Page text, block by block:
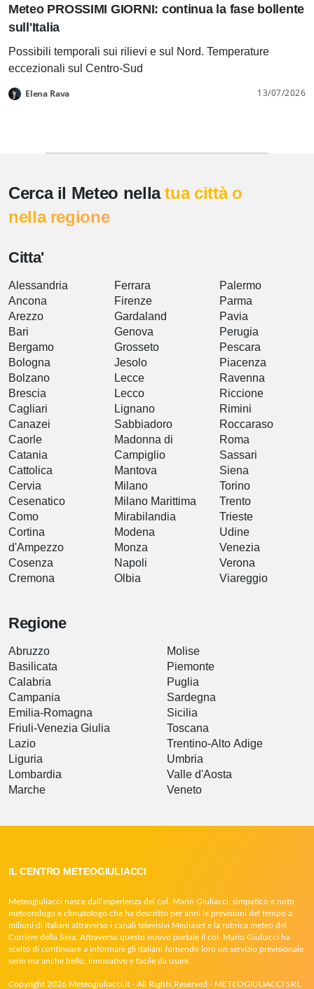
Meteo PROSSIMI GIORNI: continua la fase bollente
sull'Italia
Possibili temporali sui rilievi e sul Nord. Temperature
eccezionali sul Centro-Sud
Elena Rava 13/07/2026
Cerca il Meteo nellatua città o
nella regione
Citta'
Alessandria
Ancona
Arezzo
Bari
Bergamo
Bologna
Bolzano
Brescia
Cagliari
Canazei
Caorle
Catania
Cattolica
Cervia
Cesenatico
Como
Cortina
d'Ampezzo
Cosenza
Cremona
Ferrara
Firenze
Gardaland
Genova
Grosseto
Jesolo
Lecce
Lecco
Lignano
Sabbiadoro
Madonna di
Campiglio
Mantova
Milano
Milano Marittima
Mirabilandia
Modena
Monza
Napoli
Olbia
Palermo
Parma
Pavia
Perugia
Pescara
Piacenza
Ravenna
Riccione
Rimini
Roccaraso
Roma
Sassari
Siena
Torino
Trento
Trieste
Udine
Venezia
Verona
Viareggio
Regione
Abruzzo
Basilicata
Calabria
Campania
Emilia-Romagna
Friuli-Venezia Giulia
Lazio
Liguria
Lombardia
Marche
Molise
Piemonte
Puglia
Sardegna
Sicilia
Toscana
Trentino-Alto Adige
Umbria
Valle d'Aosta
Veneto
IL CENTRO METEOGIULIACCI
Meteogiuliacci nasce dall’esperienza del col. Mario Giuliacci, simpatico e noto
meteorologo e climatologo che ha descritto per anni le previsioni del tempo a
milioni di italiani attraverso i canali televisivi Mediaset e la rubrica meteo del
Corriere della Sera. Attraverso questo nuovo portale il col. Mario Giuliacci ha
scelto di continuare a informare gli italiani fornendo loro un servizio previsionale
serio ma anche bello, innovativo e facile da usare.
Copyright 2026 Meteogiuliacci.it - All Rights Reserved - METEOGIULIACCI SRL